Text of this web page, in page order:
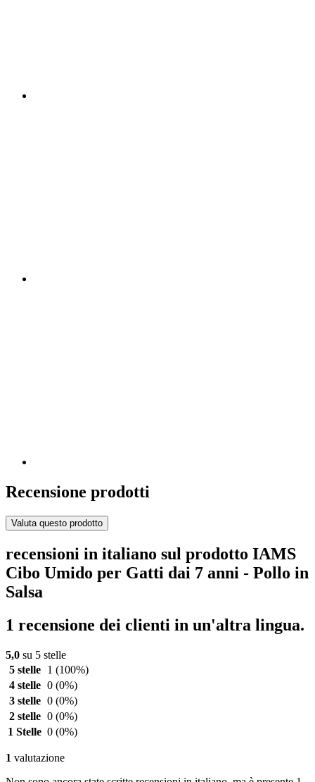
Recensione prodotti
Valuta questo prodotto
recensioni in italiano sul prodotto IAMS
Cibo Umido per Gatti dai 7 anni - Pollo in
Salsa
1 recensione dei clienti in un'altra lingua.
5,0 su 5 stelle
5 stelle
1 (100%)
4 stelle 0 (0%)
3 stelle 0 (0%)
2 stelle 0 (0%)
1 Stelle 0 (0%)
1 valutazione